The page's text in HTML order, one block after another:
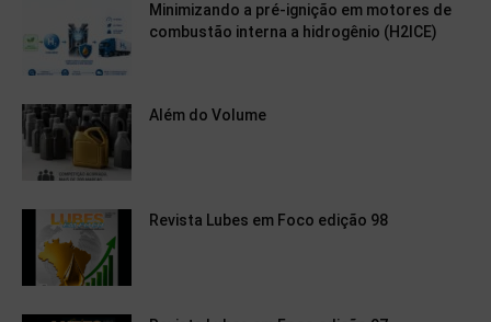
Minimizando a pré-ignição em motores de
combustão interna a hidrogênio (H2ICE)
Além do Volume
Revista Lubes em Foco edição 98